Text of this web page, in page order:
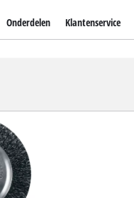
Onderdelen Klantenservice